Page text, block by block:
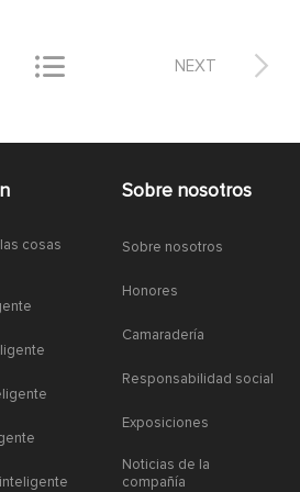
 
NEXT
cosas
Sobre nosotros
Sobre nosotros
Honores
Camaradería
Responsabilidad social
Exposiciones
Noticias de la
compañía